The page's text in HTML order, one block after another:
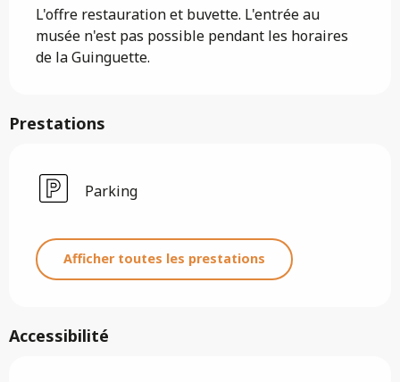
L'offre restauration et buvette. L'entrée au
musée n'est pas possible pendant les horaires
de la Guinguette.
Prestations
Parking
Afficher toutes les prestations
Accessibilité